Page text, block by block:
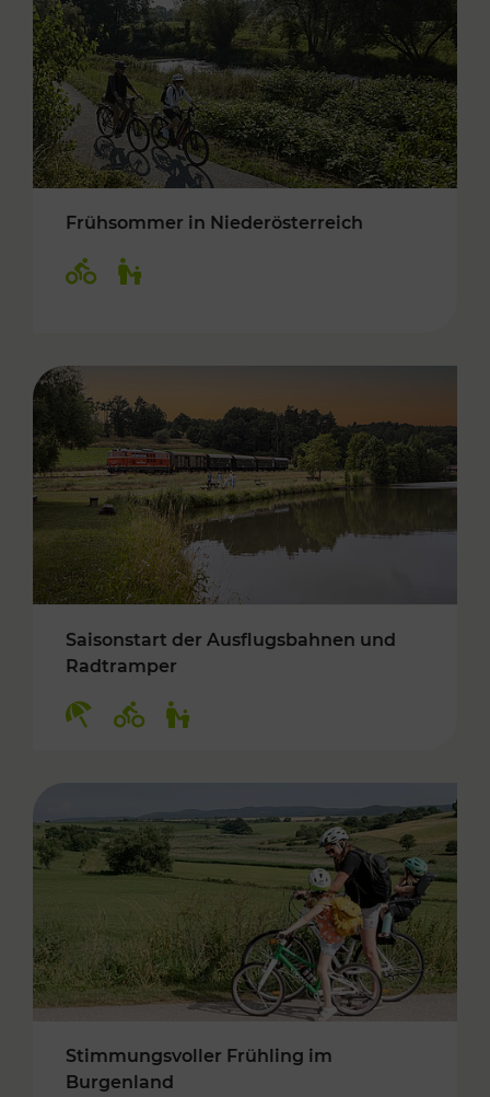
Frühsommer in Niederösterreich
Saisonstart der Ausflugsbahnen und
Radtramper
Stimmungsvoller Frühling im
Burgenland